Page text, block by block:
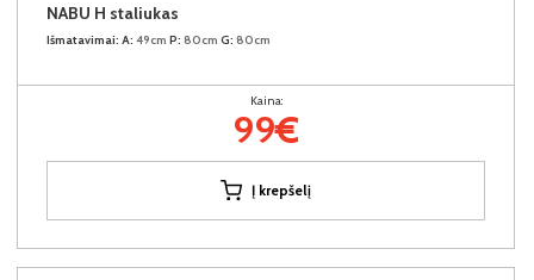
NABU H staliukas
Išmatavimai: A: 49cm P: 80cm G: 80cm
Kaina:
99€
Į krepšelį